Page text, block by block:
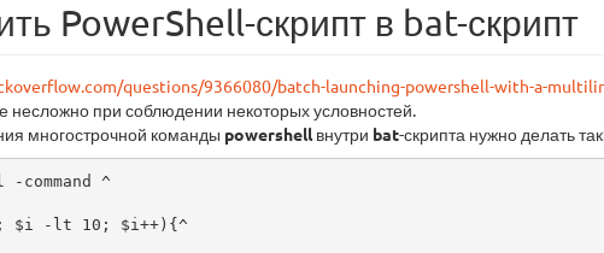
PowerShell-скрипт в bat-скрипт
questions/9366080/batch-launching-powershell-with-a-
несложно при соблюдении некоторых условностей.
многострочной команды powershellвнутри bat-скрипта нужно делать
-command ^
$i -lt 10; $i++){^